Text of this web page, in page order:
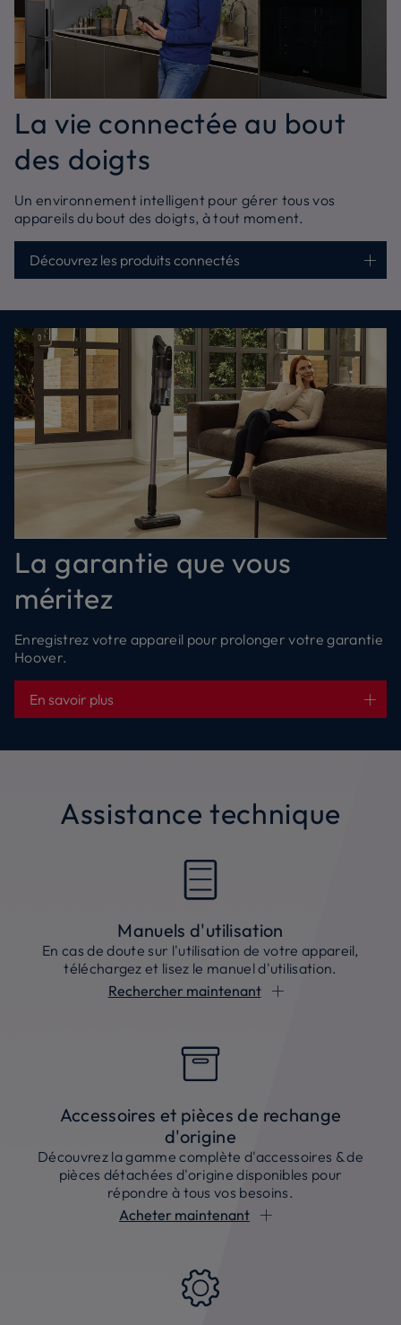
La vie connectée au bout
des doigts
Un environnement intelligent pour gérer tous vos
appareils du bout des doigts, à tout moment.
Découvrez les produits connectés
La garantie que vous
méritez
Enregistrez votre appareil pour prolonger votre garantie
Hoover.
En savoir plus
Assistance technique
Manuels d'utilisation
En cas de doute sur l'utilisation de votre appareil,
téléchargez et lisez le manuel d'utilisation.
Rechercher maintenant
Accessoires et pièces de rechange
d'origine
Découvrez la gamme complète d'accessoires & de
pièces détachées d'origine disponibles pour
répondre à tous vos besoins.
Acheter maintenant